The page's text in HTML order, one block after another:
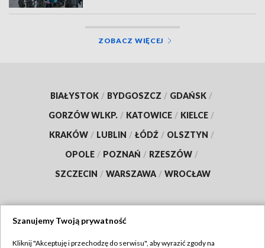
ZOBACZ WIĘCEJ
BIAŁYSTOK / BYDGOSZCZ / GDAŃSK /
GORZÓW WLKP. / KATOWICE / KIELCE /
KRAKÓW / LUBLIN / ŁÓDŹ / OLSZTYN /
OPOLE / POZNAŃ / RZESZÓW /
SZCZECIN / WARSZAWA / WROCŁAW
Szanujemy Twoją prywatność
Kliknij "Akceptuję i przechodzę do serwisu", aby wyrazić zgody na